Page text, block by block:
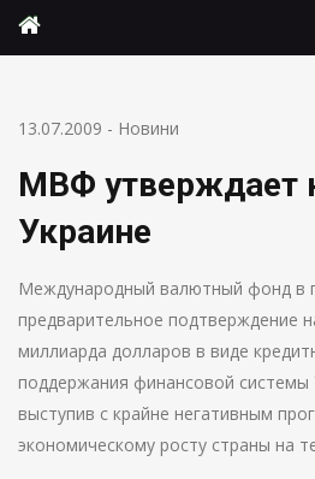
13.07.2009 - Новини
МВФ утверждает
Украине
Международный валютный фонд в
предварительное подтверждение
миллиарда долларов в виде
поддержания финансовой
выступив с крайне негативным
экономическому росту страны на